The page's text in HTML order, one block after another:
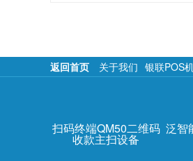
返回首页 关于我们 银联POS
扫码终端QM50二维码
收款主扫设备
泛智